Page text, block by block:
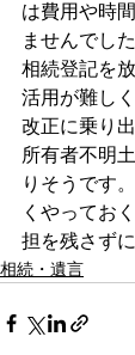
は費用や時
ませんでした
相続登記を
活用が難し
改正に乗り
所有者不明
りそうです
くやってお
担を残さず
相続・遺言